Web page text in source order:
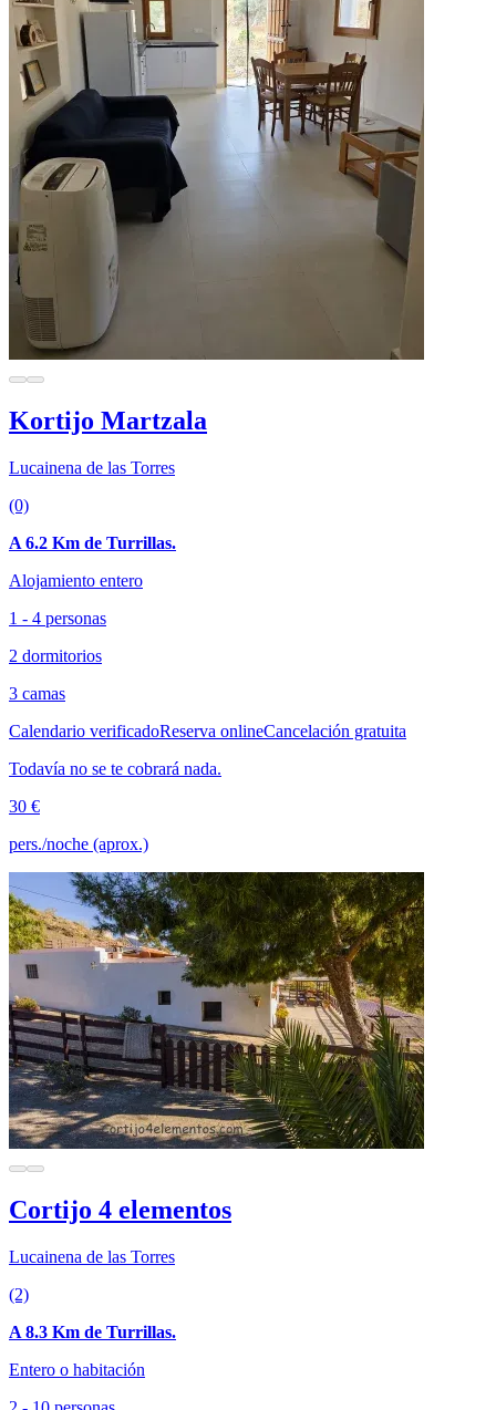
Kortijo Martzala
Lucainena de las Torres
(0)
A 6.2 Km de Turrillas.
Alojamiento entero
1 - 4 personas
2 dormitorios
3 camas
Calendario verificadoReserva onlineCancelación gratuita
Todavía no se te cobrará nada.
30 €
pers./noche (aprox.)
Cortijo 4 elementos
Lucainena de las Torres
(2)
A 8.3 Km de Turrillas.
Entero o habitación